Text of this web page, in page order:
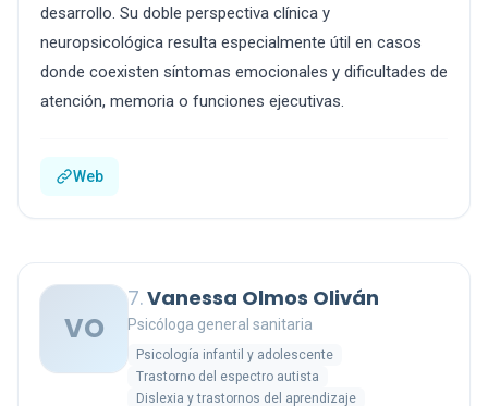
desarrollo. Su doble perspectiva clínica y
neuropsicológica resulta especialmente útil en casos
donde coexisten síntomas emocionales y dificultades de
atención, memoria o funciones ejecutivas.
Web
VO
7.Vanessa Olmos Oliván
Psicóloga general sanitaria
Psicología infantil y adolescente
Trastorno del espectro autista
Dislexia y trastornos del aprendizaje